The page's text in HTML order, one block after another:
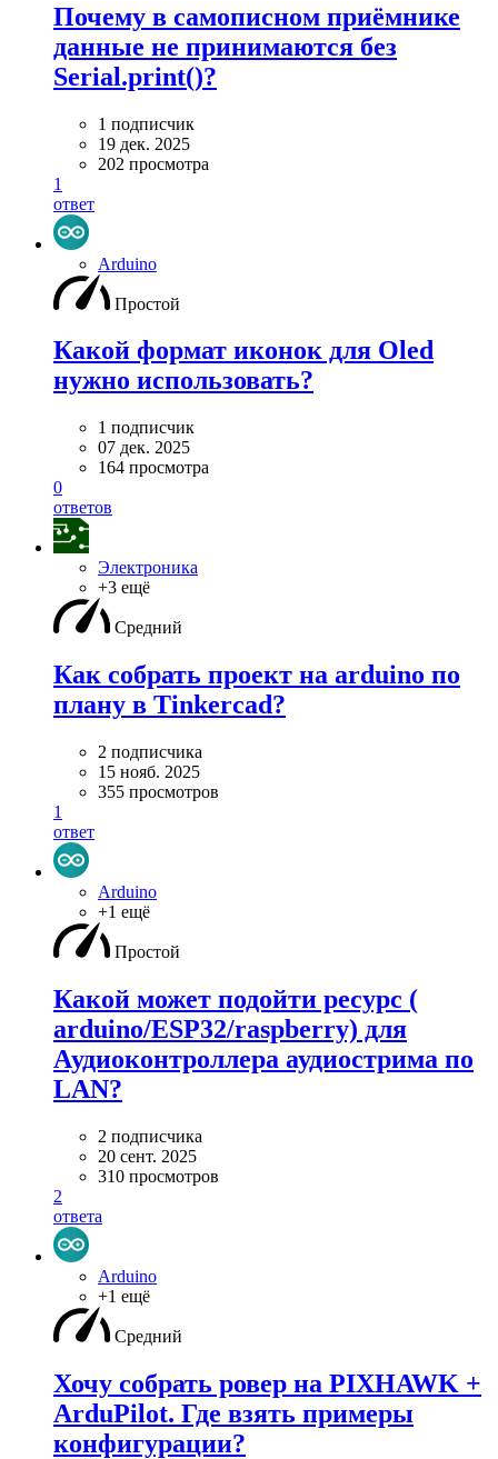
Почему в самописном приёмнике
данные не принимаются без
Serial.print()?
1 подписчик
19 дек. 2025
202 просмотра
1
ответ
Arduino
Простой
Какой формат иконок для Oled
нужно использовать?
1 подписчик
07 дек. 2025
164 просмотра
0
ответов
Электроника
+3 ещё
Средний
Как собрать проект на arduino по
плану в Tinkercad?
2 подписчика
15 нояб. 2025
355 просмотров
1
ответ
Arduino
+1 ещё
Простой
Какой может подойти ресурс (
arduino/ESP32/raspberry) для
Аудиоконтроллера аудиострима по
LAN?
2 подписчика
20 сент. 2025
310 просмотров
2
ответа
Arduino
+1 ещё
Средний
Хочу собрать ровер на PIXHAWK +
ArduPilot. Где взять примеры
конфигурации?